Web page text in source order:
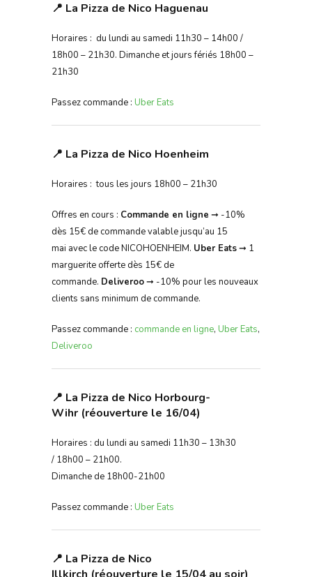
📍 La Pizza de Nico Haguenau
Horaires : du lundi au samedi 11h30 – 14h00 /
18h00 – 21h30. Dimanche et jours fériés 18h00 –
21h30
Passez commande : Uber Eats
📍 La Pizza de Nico Hoenheim
Horaires : tous les jours 18h00 – 21h30
Offres en cours : Commande en ligne ➞ -10%
dès 15€ de commande valable jusqu’au 15
mai avec le code NICOHOENHEIM. Uber Eats➞ 1
marguerite offerte dès 15€ de
commande. Deliveroo➞ -10% pour les nouveaux
clients sans minimum de commande.
Passez commande : commande en ligne, Uber Eats,
Deliveroo
📍 La Pizza de Nico Horbourg-
Wihr (réouverture le 16/04)
Horaires : du lundi au samedi 11h30 – 13h30
/ 18h00 – 21h00.
Dimanche de 18h00-21h00
Passez commande : Uber Eats
📍 La Pizza de Nico